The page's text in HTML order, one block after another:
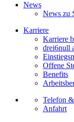
News
News zu
Karriere
Karriere
drei6null
Offene
Benefits
Telefon
Anfahrt